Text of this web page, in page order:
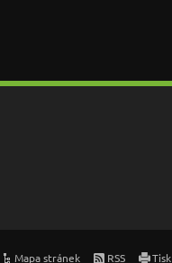
Mapa stránek RSS Tisk